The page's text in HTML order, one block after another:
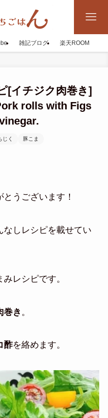
雑記ブログ 楽天ROOM
[イチジク肉巻き]
rolls with Figs
じく 豚こま
うございます！
なしレシピを載せてい
レシピです。
巻き 。
酢を絡めます。